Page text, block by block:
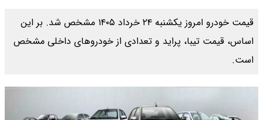
قیمت خودرو امروز یکشنبه ۲۴ خرداد ۱۴۰۵ مشخص شد. بر این
و تعدادی از خودروهای داخلی مشخص